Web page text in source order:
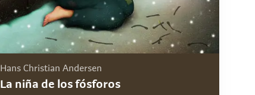
Hans Christian Andersen
La niña de los fósforos